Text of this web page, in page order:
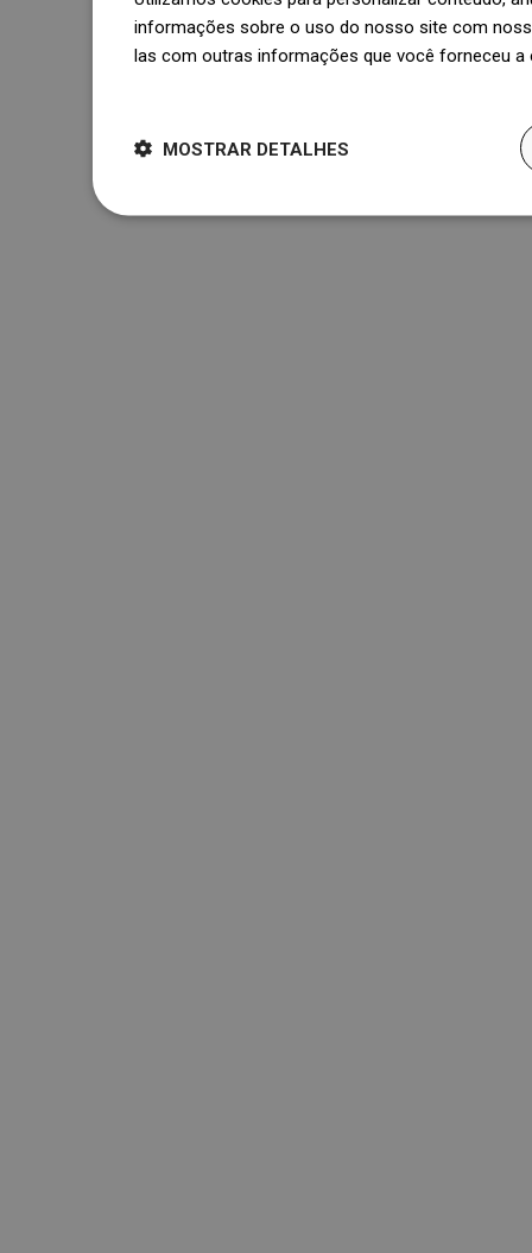
informações sobre o uso do nosso site com
las com outras informações que você forneceu
MOSTRAR DETALHES